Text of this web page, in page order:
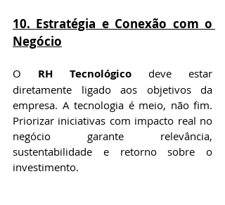
10. Estratégia e Conexão com o
Negócio
O RH Tecnológico deve estar
diretamente ligado aos objetivos da
empresa. A tecnologia é meio, não fim.
Priorizar iniciativas com impacto real no
negócio garante relevância,
sustentabilidade e retorno sobre o
investimento.